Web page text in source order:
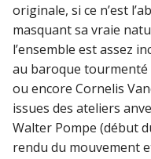
originale, si ce n’est
masquant sa vraie
l’ensemble est assez
au baroque tourmenté
ou encore Cornelis
issues des ateliers
Walter Pompe (début
rendu du mouvement